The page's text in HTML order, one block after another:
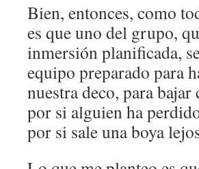
Bien, entonces, como
es que uno del grupo,
inmersión planificada,
equipo preparado para
nuestra deco, para
por si alguien ha
por si sale una boya